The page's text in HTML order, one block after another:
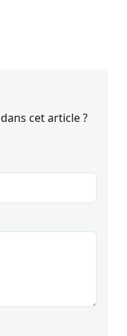
cet article ?